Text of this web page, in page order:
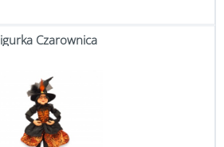
Czarownica